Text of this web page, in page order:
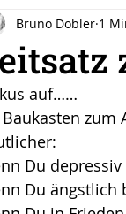
Fachkräfte
Fehler
Freude
Bruno Dobler 1
auf……
zum
Du
Du ängstlich